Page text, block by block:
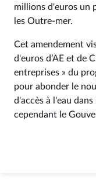
millions d'euros un
les Outre-mer.
Cet amendement
d'euros d’AE et de
entreprises » du
pour abonder le
d'accès à l'eau
cependant le